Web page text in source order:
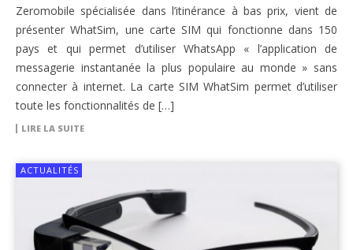
Zeromobile spécialisée dans l’itinérance à bas prix, vient de
présenter WhatSim, une carte SIM qui fonctionne dans 150
pays et qui permet d’utiliser WhatsApp « l’application de
messagerie instantanée la plus populaire au monde » sans
connecter à internet. La carte SIM WhatSim permet d’utiliser
toute les fonctionnalités de […]
LIRE LA SUITE
ACTUALITÉS